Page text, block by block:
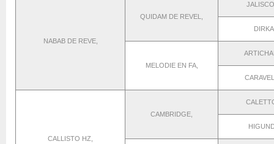
NABAB DE REVE,
QUIDAM DE REVEL,
MELODIE EN FA,
CALLISTO HZ,
CAMBRIDGE,